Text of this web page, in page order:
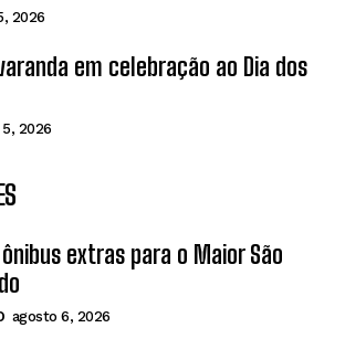
2026
em celebração ao Dia dos
2026
extras para o Maior São
agosto 6, 2026